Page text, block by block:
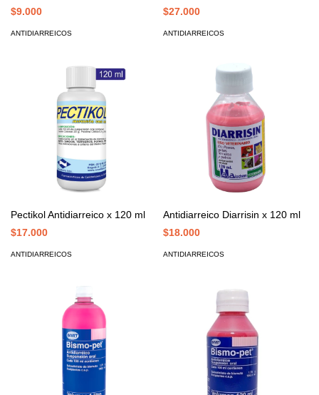
$9.000
ANTIDIARREICOS
$27.000
ANTIDIARREICOS
Pectikol Antidiarreico x 120 ml
$17.000
ANTIDIARREICOS
Antidiarreico Diarrisin x 120 ml
$18.000
ANTIDIARREICOS